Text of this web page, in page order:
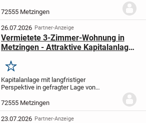
Familienhauses in Metzingen.
Wohnung überzeugt durch eine helle und
freundliche...
72555 Metzingen
26.07.2026 Partner-Anzeige
Vermietete 3-Zimmer-Wohnung in
Metzingen - Attraktive Kapitalanlage
Merken
Kapitalanlage mit langfristiger
Perspektive in gefragter Lage von
Eigentumswohnung bietet eine
hervorragende Gelegenheit für
Kapitalanleger,die auf eine solide und...
72555 Metzingen
23.07.2026 Partner-Anzeige